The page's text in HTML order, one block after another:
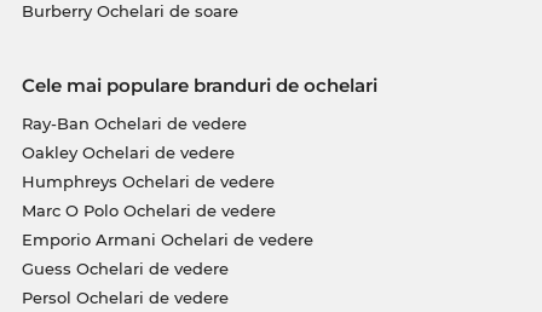
Burberry Ochelari de soare
Cele mai populare branduri de ochelari
Ray-Ban Ochelari de vedere
Oakley Ochelari de vedere
Humphreys Ochelari de vedere
Marc O Polo Ochelari de vedere
Emporio Armani Ochelari de vedere
Guess Ochelari de vedere
Persol Ochelari de vedere